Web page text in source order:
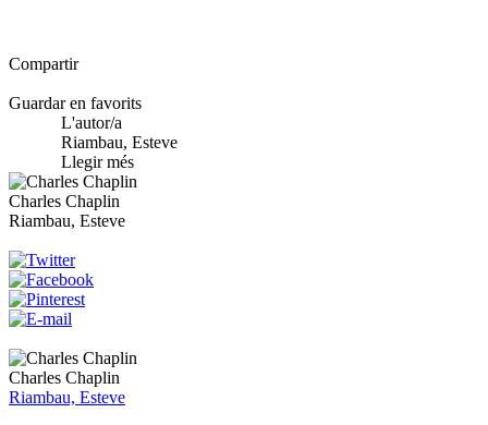
Compartir
Guardar en favorits
L'autor/a
Riambau, Esteve
Llegir més
Charles Chaplin
Riambau, Esteve
Charles Chaplin
Riambau, Esteve